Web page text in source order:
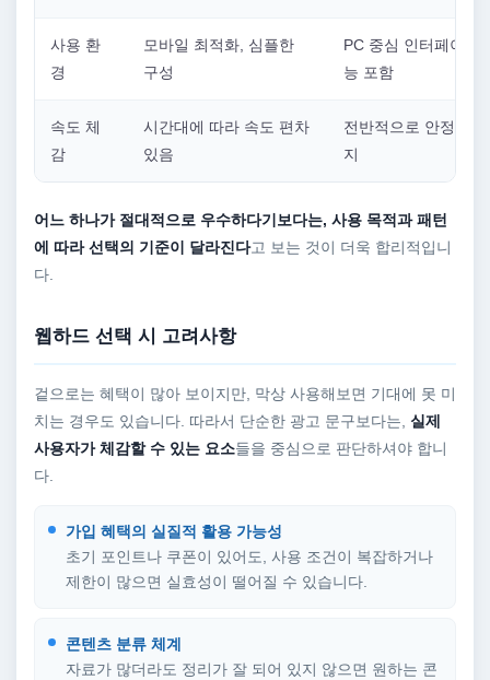
사용 환
경
모바일 최적화, 심플한
구성
PC 중심 인터페이스,
능 포함
속도 체
감
시간대에 따라 속도 편차
있음
전반적으로 안정적인
지
어느 하나가 절대적으로 우수하다기보다는, 사용 목적과 패턴
에 따라 선택의 기준이 달라진다고 보는 것이 더욱 합리적입니
다.
웹하드 선택 시 고려사항
겉으로는 혜택이 많아 보이지만, 막상 사용해보면 기대에 못 미
치는 경우도 있습니다. 따라서 단순한 광고 문구보다는, 실제
사용자가 체감할 수 있는 요소들을 중심으로 판단하셔야 합니
다.
가입 혜택의 실질적 활용 가능성
초기 포인트나 쿠폰이 있어도, 사용 조건이 복잡하거나
제한이 많으면 실효성이 떨어질 수 있습니다.
콘텐츠 분류 체계
자료가 많더라도 정리가 잘 되어 있지 않으면 원하는 콘